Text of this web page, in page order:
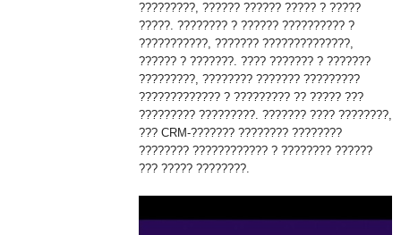
?????????, ?????? ?????? ????? ? ?????
?????. ???????? ? ?????? ?????????? ?
???????????, ??????? ??????????????,
?????? ? ???????. ???? ??????? ? ???????
?????????, ???????? ??????? ?????????
????????????? ? ????????? ?? ????? ???
????????? ?????????. ??????? ???? ????????,
??? CRM-??????? ???????? ????????
???????? ???????????? ? ???????? ??????
??? ????? ????????.